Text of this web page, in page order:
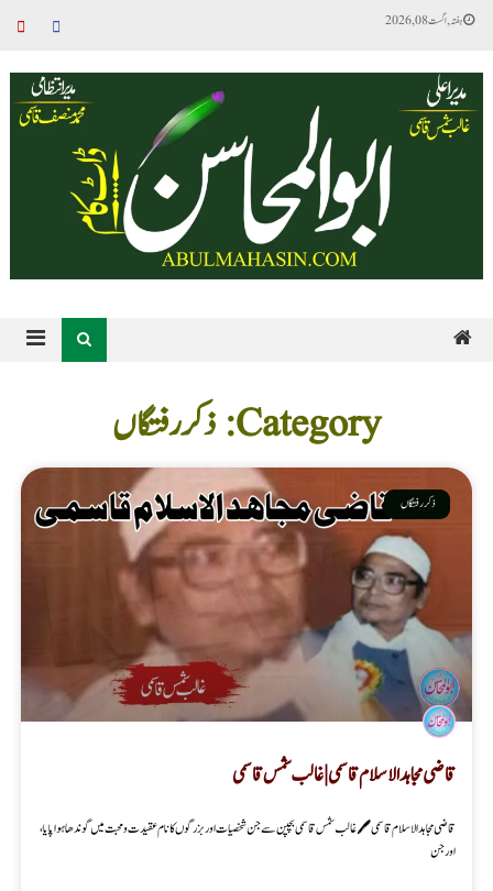
ہفتہ, اگست 08, 2026
Category: ذکر رفتگاں
ذکر رفتگاں
قاضی مجاہد الاسلام قاسمی | غالب شمس قاسمی
قاضی مجاہد الاسلام قاسمی 🖊 غالب شمس قاسمی بچپن سے جن شخصیات اور بزرگوں کا نام عقیدت و محبت میں گوندھا ہوا پایا،
اور جن